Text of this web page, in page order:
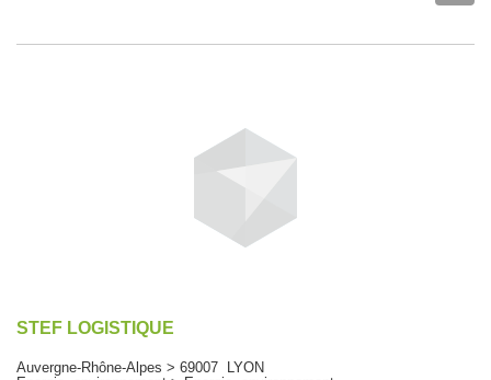
STEF LOGISTIQUE
Auvergne-Rhône-Alpes > 69007 LYON